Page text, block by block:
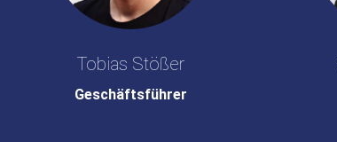
Tobias Stößer
Geschäftsführer